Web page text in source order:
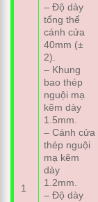
1
– Độ dày
tổng thể
cánh cửa
40mm (±
2).
– Khung
bao thép
nguội mạ
kẽm dày
1.5mm.
– Cánh cửa
thép nguội
mạ kẽm
dày
1.2mm.
– Độ dày